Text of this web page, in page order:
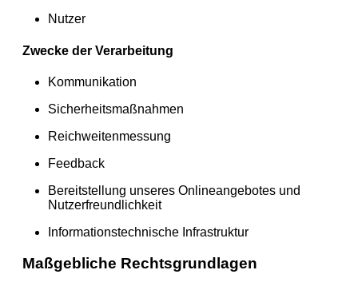
Nutzer
Zwecke der Verarbeitung
Kommunikation
Sicherheitsmaßnahmen
Reichweitenmessung
Feedback
Bereitstellung unseres Onlineangebotes und
Nutzerfreundlichkeit
Informationstechnische Infrastruktur
Maßgebliche Rechtsgrundlagen